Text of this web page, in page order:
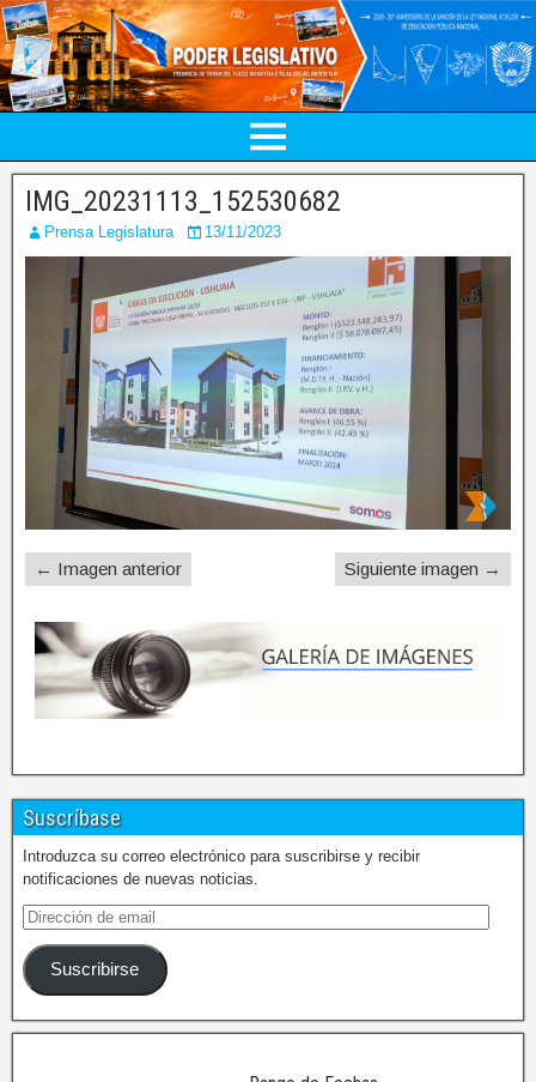
IMG_20231113_152530682
Prensa Legislatura 13/11/2023
← Imagen anterior Siguiente imagen →
Suscríbase
Introduzca su correo electrónico para suscribirse y recibir
notificaciones de nuevas noticias.
Suscribirse